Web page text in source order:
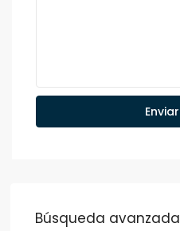
Búsqueda avanzada